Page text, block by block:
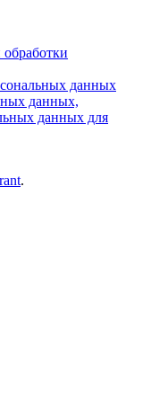
данных
данных,
данных для
.